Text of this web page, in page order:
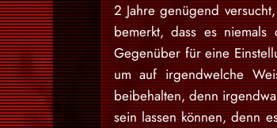
2 Jahre genügend
bemerkt, dass es
Gegenüber für eine
um auf irgendwelche
beibehalten, denn
sein lassen können, denn